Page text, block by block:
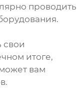
проводить
свои
итоге,
вам